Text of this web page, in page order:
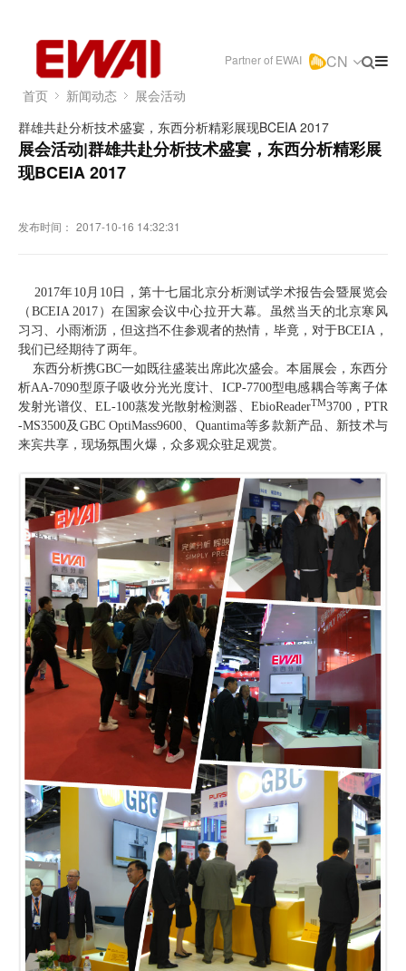
Partner of EWAI CN
首页 新闻动态
展会活动
群雄共赴分析技术盛宴，东西分析精彩展现BCEIA 2017
展会活动|群雄共赴分析技术盛宴，东西分析精彩展
现BCEIA 2017
发布时间： 2017-10-16 14:32:31
2017年10月10日，第十七届北京分析测试学术报告会暨展览会
（BCEIA 2017）在国家会议中心拉开大幕。虽然当天的北京寒风
习习、小雨淅沥，但这挡不住参观者的热情，毕竟，对于BCEIA，
我们已经期待了两年。
东西分析携GBC一如既往盛装出席此次盛会。本届展会，东西分
析AA-7090型原子吸收分光光度计、ICP-7700型电感耦合等离子体
发射光谱仪、EL-100蒸发光散射检测器、EbioReaderTM3700，PTR
-MS3500及GBC OptiMass9600、Quantima等多款新产品、新技术与
来宾共享，现场氛围火爆，众多观众驻足观赏。